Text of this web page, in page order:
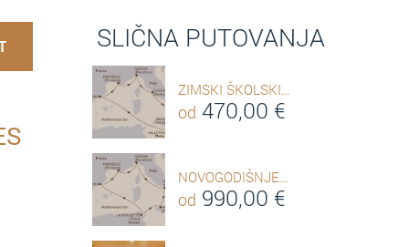
SLIČNA PUTOVANJA
ZIMSKI ŠKOLSKI…
od 470,00 €
NOVOGODIŠNJE…
od 990,00 €